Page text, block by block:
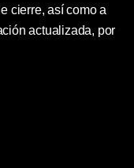
cierre, así como a
actualizada, por